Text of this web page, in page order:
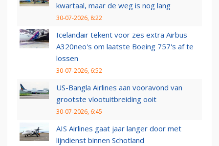
kwartaal, maar de weg is nog lang
30-07-2026, 8:22
Icelandair tekent voor zes extra Airbus
A320neo's om laatste Boeing 757's af te
lossen
30-07-2026, 6:52
US-Bangla Airlines aan vooravond van
grootste vlootuitbreiding ooit
30-07-2026, 6:45
AIS Airlines gaat jaar langer door met
lijndienst binnen Schotland